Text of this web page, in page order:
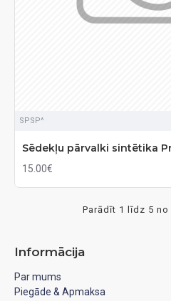
SPSP^
Sēdekļu pārvalki sintētika
15.00€
Parādīt 1 līdz 5
Informācija
Par mums
Piegāde & Apmaksa